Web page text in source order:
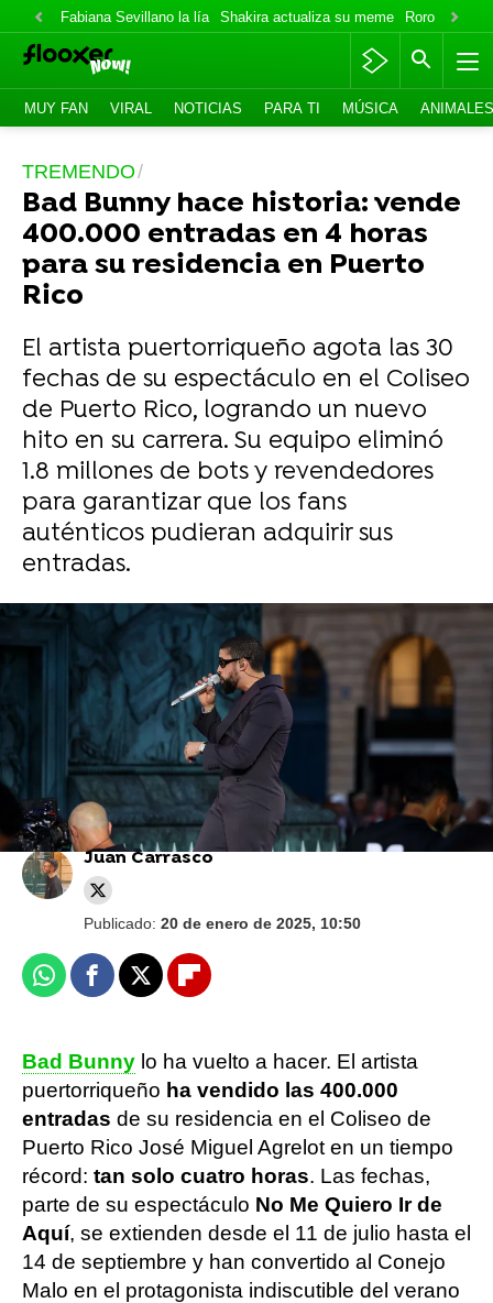
Fabiana Sevillano la lía Shakira actualiza su meme Roro lo niega
MUY FAN VIRAL NOTICIAS PARA TI MÚSICA ANIMALES
TREMENDO
Bad Bunny hace historia: vende
400.000 entradas en 4 horas
para su residencia en Puerto
Rico
El artista puertorriqueño agota las 30
fechas de su espectáculo en el Coliseo
de Puerto Rico, logrando un nuevo
hito en su carrera. Su equipo eliminó
1.8 millones de bots y revendedores
para garantizar que los fans
auténticos pudieran adquirir sus
entradas.
Aitana anuncia Segundo intento: así suena la
primera canción de su nuevo disco
Juan Carrasco
Publicado: 20 de enero de 2025, 10:50
WhatsappFacebook
X Flipboard
Bad Bunny lo ha vuelto a hacer. El artista
puertorriqueño ha vendido las 400.000
entradas de su residencia en el Coliseo de
Puerto Rico José Miguel Agrelot en un tiempo
récord: tan solo cuatro horas. Las fechas,
parte de su espectáculo No Me Quiero Ir de
Aquí, se extienden desde el 11 de julio hasta el
14 de septiembre y han convertido al Conejo
Malo en el protagonista indiscutible del verano